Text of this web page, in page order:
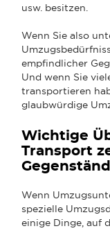
usw. besitzen.
Wenn Sie also
empfindlicher
Und wenn Sie
transportieren
glaubwürdige
Wichtige
Transport
Wenn
spezielle
einige Dinge, auf